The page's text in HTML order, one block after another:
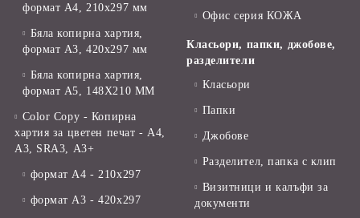
формат А4, 210x297 мм
Бяла копирна хартия,
формат А3, 420x297 мм
Бяла копирна хартия,
формат А5, 148X210 ММ
Color Copy - Копирна
хартия за цветен печат - А4,
А3, SRA3, А3+
формат А4 - 210x297
формат А3 - 420x297
Офис серия КОЖА
Класьори, папки, джобове,
разделители
Класьори
Папки
Джобове
Разделител, папка с клип
Визитници и калъфи за
документи